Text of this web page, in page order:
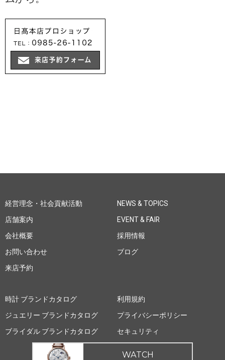
経営理念・社会貢献活動
店舗案内
会社概要
お問い合わせ
来店予約
NEWS & TOPICS
EVENT & FAIR
採用情報
ブログ
時計 ブランドカタログ
ジュエリー ブランドカタログ
ブライダル ブランドカタログ
利用規約
プライバシーポリシー
セキュリティ
WATCH